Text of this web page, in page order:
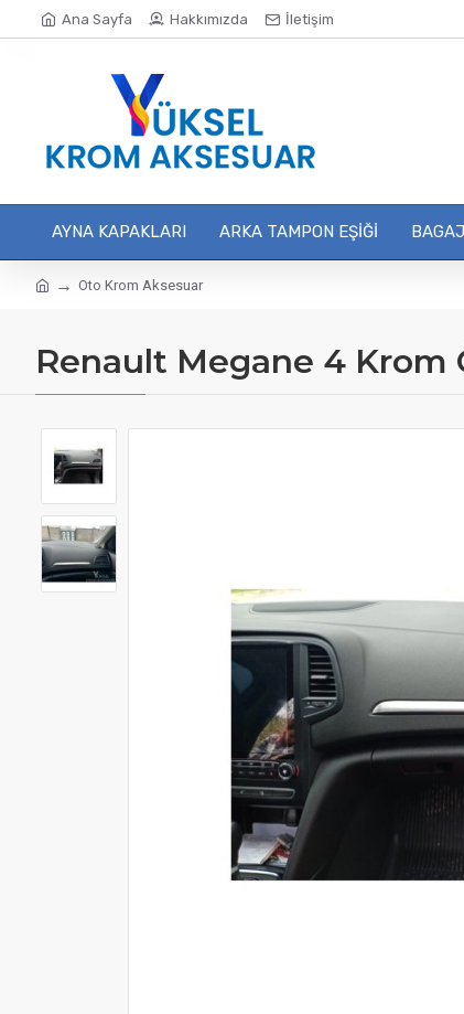
Ana Sayfa Hakkımızda İletişim
AYNA KAPAKLARI ARKA TAMPON EŞIĞI
Oto Krom Aksesuar
Renault Megane 4 Krom